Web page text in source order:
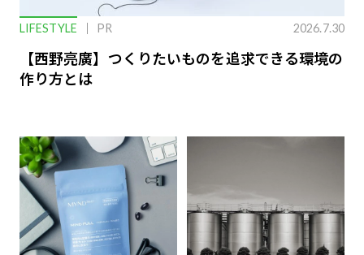
LIFESTYLE PR 2026.7.30
【西野亮廣】つくりたいものを追求できる環境の
作り方とは